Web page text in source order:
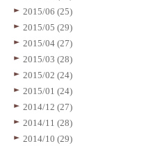
2015/06 (25)
2015/05 (29)
2015/04 (27)
2015/03 (28)
2015/02 (24)
2015/01 (24)
2014/12 (27)
2014/11 (28)
2014/10 (29)